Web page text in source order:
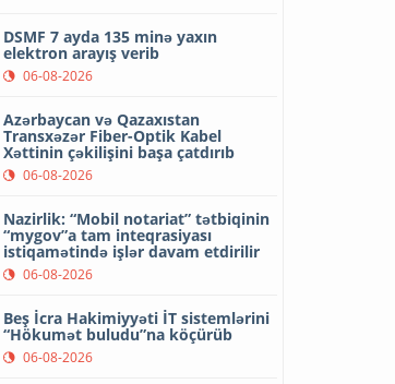
DSMF 7 ayda 135 minə yaxın
elektron arayış verib
06-08-2026
Azərbaycan və Qazaxıstan
Transxəzər Fiber-Optik Kabel
Xəttinin çəkilişini başa çatdırıb
06-08-2026
Nazirlik: “Mobil notariat” tətbiqinin
“mygov”a tam inteqrasiyası
istiqamətində işlər davam etdirilir
06-08-2026
Beş İcra Hakimiyyəti İT sistemlərini
“Hökumət buludu”na köçürüb
06-08-2026